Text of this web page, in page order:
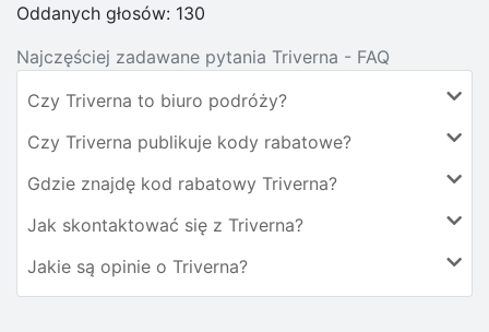
Oddanych głosów: 130
Najczęściej zadawane pytania Triverna - FAQ
Czy Triverna to biuro podróży?
Czy Triverna publikuje kody rabatowe?
Gdzie znajdę kod rabatowy Triverna?
Jak skontaktować się z Triverna?
Jakie są opinie o Triverna?